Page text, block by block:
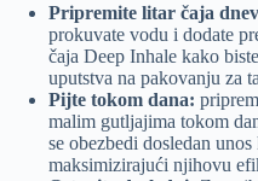
Pripremite litar čaja
prokuvate vodu i dodate
čaja Deep Inhale kako
uputstva na pakovanju za
Pijte tokom dana:
malim gutljajima tokom
se obezbedi dosledan
maksimizirajući njihovu